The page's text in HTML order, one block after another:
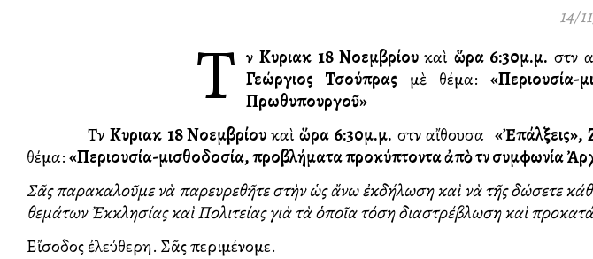
14/
Τ ὴνΚυριακὴ 18 Νοεμβρίουκαὶ ὥρα 6:30μ.μ.
Γεώργιος Τσούπρας μὲ θέμα:
Πρωθυπουργοῦ»
Τὴν Κυριακὴ 18 Νοεμβρίουκαὶὥρα 6:30μ.μ. στὴν αἴθουσα «Ἐπάλξεις»,
θέμα:«Περιουσία-μισθοδοσία, προβλήματα προκύπτοντα ἀπὸ τὴν συμφωνία
Σᾶς παρακαλοῦμε νὰ παρευρεθῆτε στὴν ὡς ἄνω ἐκδήλωση καὶ νὰ τῆς δώσετε
θεμάτων Ἐκκλησίας καὶ Πολιτείας γιὰ τὰ ὁποῖα τόση διαστρέβλωση καὶ
Εἴσοδος ἐλεύθερη. Σᾶς περιμένομε.